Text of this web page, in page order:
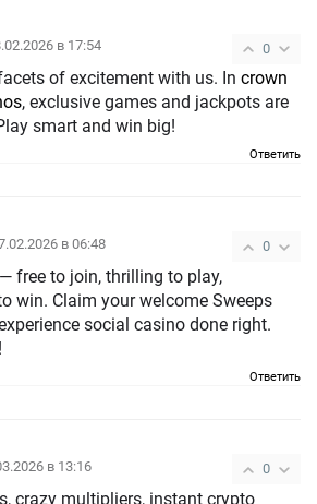
0
в 17:54
of excitement with us. In crown
, exclusive games and jackpots are
smart and win big!
Ответить
0
в 06:48
— free to join, thrilling to play,
win. Claim your welcome Sweeps
social casino done right.
Ответить
0
в 13:16
crazy multipliers, instant crypto